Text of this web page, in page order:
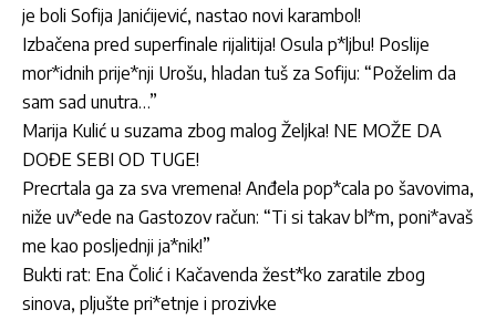
je boli Sofija Janićijević, nastao novi karambol!
Izbačena pred superfinale rijalitija! Osula p*ljbu! Poslije
mor*idnih prije*nji Urošu, hladan tuš za Sofiju: “Poželim da
sam sad unutra…”
Marija Kulić u suzama zbog malog Željka! NE MOŽE DA
DOĐE SEBI OD TUGE!
Precrtala ga za sva vremena! Anđela pop*cala po šavovima,
niže uv*ede na Gastozov račun: “Ti si takav bl*m, poni*avaš
me kao posljednji ja*nik!”
Bukti rat: Ena Čolić i Kačavenda žest*ko zaratile zbog
sinova, pljušte pri*etnje i prozivke